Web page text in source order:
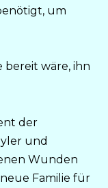
um
bereit wäre, ihn
der
und
Wunden
Familie für